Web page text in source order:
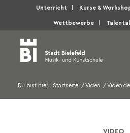
Unterricht Kurse &
Wettbewerbe
Du bist hier: Startseite / Video / Video
VIDEO